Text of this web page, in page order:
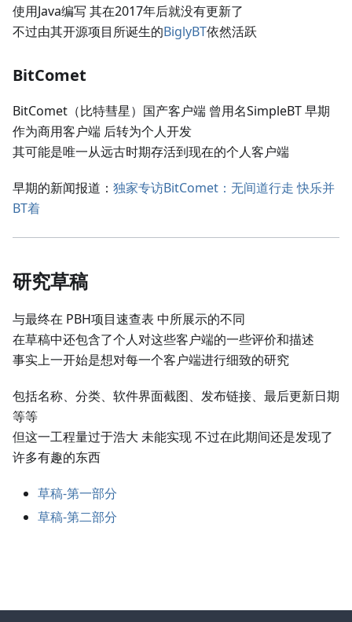
使用Java编写 其在2017年后就没有更新了
不过由其开源项目所诞生的BiglyBT依然活跃
BitComet
BitComet（比特彗星）国产客户端 曾用名SimpleBT 早期
作为商用客户端 后转为个人开发
其可能是唯一从远古时期存活到现在的个人客户端
早期的新闻报道： 独家专访BitComet：无间道行走 快乐并
BT着
研究草稿
与最终在 PBH项目速查表 中所展示的不同
在草稿中还包含了个人对这些客户端的一些评价和描述
事实上一开始是想对每一个客户端进行细致的研究
包括名称、分类、软件界面截图、发布链接、最后更新日期
等等
但这一工程量过于浩大 未能实现 不过在此期间还是发现了
许多有趣的东西
草稿-第一部分
草稿-第二部分